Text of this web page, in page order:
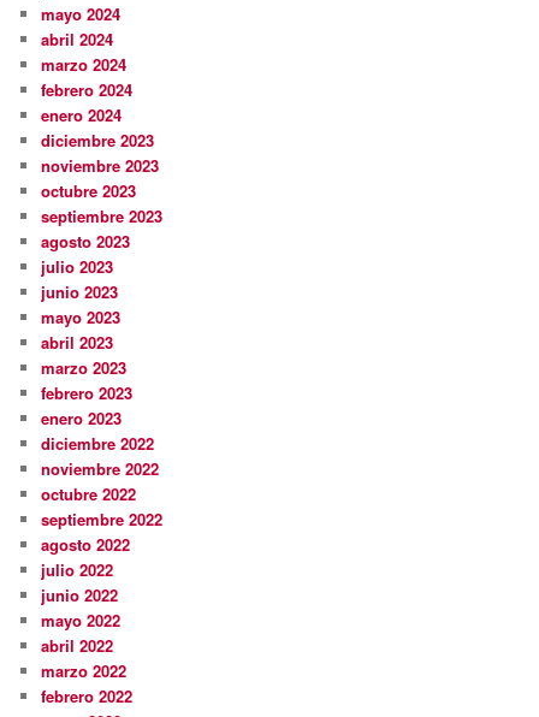
mayo 2024
abril 2024
marzo 2024
febrero 2024
enero 2024
diciembre 2023
noviembre 2023
octubre 2023
septiembre 2023
agosto 2023
julio 2023
junio 2023
mayo 2023
abril 2023
marzo 2023
febrero 2023
enero 2023
diciembre 2022
noviembre 2022
octubre 2022
septiembre 2022
agosto 2022
julio 2022
junio 2022
mayo 2022
abril 2022
marzo 2022
febrero 2022